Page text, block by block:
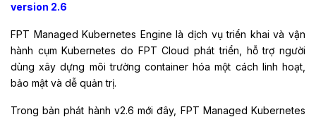
version 2.6
FPT Managed Kubernetes Engine là dịch vụ triển khai và vận
hành cụm Kubernetes do FPT Cloud phát triển, hỗ trợ người
dùng xây dựng môi trường container hóa một cách linh hoạt,
bảo mật và dễ quản trị.
Trong bản phát hành v2.6 mới đây, FPT Managed Kubernetes